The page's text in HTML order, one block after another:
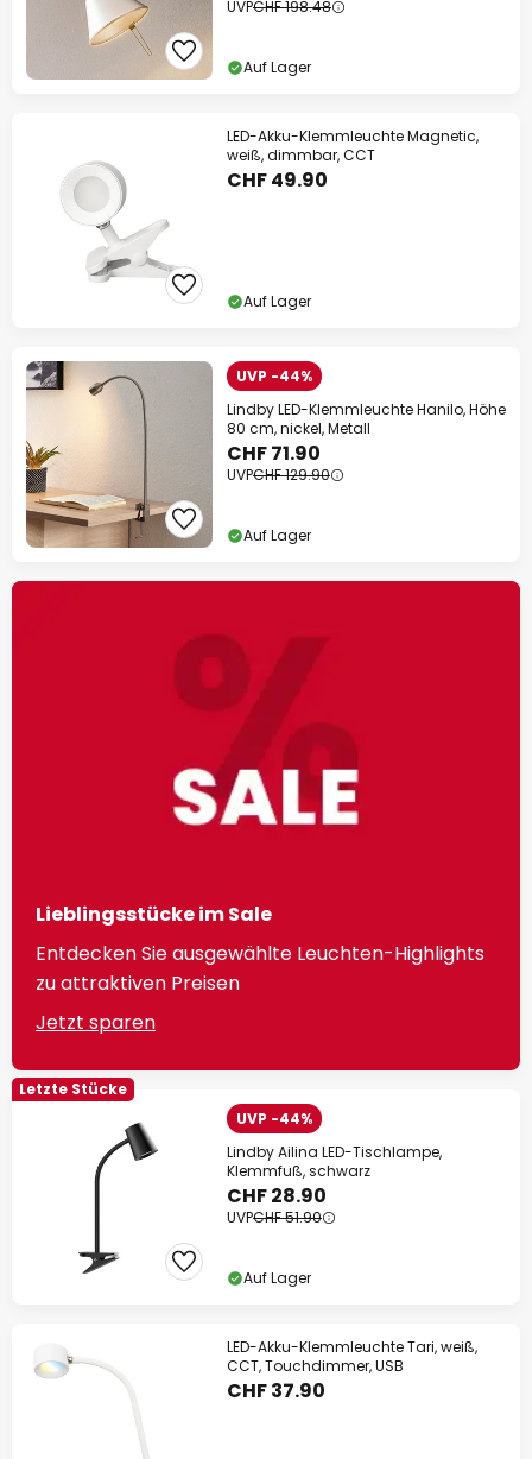
UVPCHF 198.48
Auf Lager
LED-Akku-Klemmleuchte Magnetic,
weiß, dimmbar, CCT
CHF 49.90
Auf Lager
UVP -44%
Lindby LED-Klemmleuchte Hanilo, Höhe
80 cm, nickel, Metall
CHF 71.90
UVPCHF 129.90
Auf Lager
Lieblingsstücke im Sale
Entdecken Sie ausgewählte Leuchten-Highlights
zu attraktiven Preisen
Jetzt sparen
Letzte Stücke
UVP -44%
Lindby Ailina LED-Tischlampe,
Klemmfuß, schwarz
CHF 28.90
UVPCHF 51.90
Auf Lager
LED-Akku-Klemmleuchte Tari, weiß,
CCT, Touchdimmer, USB
CHF 37.90